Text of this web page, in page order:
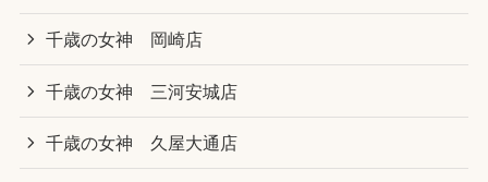
千歳の女神 岡崎店
千歳の女神 三河安城店
千歳の女神 久屋大通店